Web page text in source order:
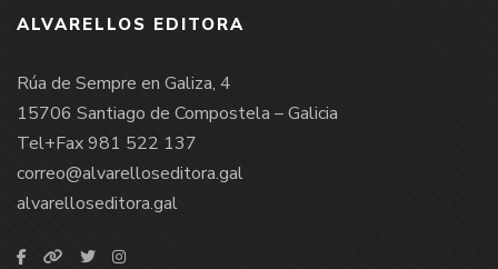
ALVARELLOS EDITORA
Rúa de Sempre en Galiza, 4
15706 Santiago de Compostela – Galicia
Tel+Fax 981 522 137
correo@alvarelloseditora.gal
alvarelloseditora.gal